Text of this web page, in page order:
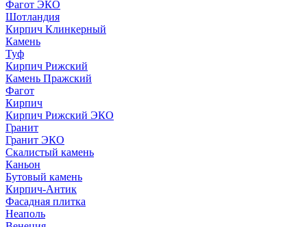
Фагот ЭКО
Шотландия
Кирпич Клинкерный
Камень
Туф
Кирпич Рижский
Камень Пражский
Фагот
Кирпич
Кирпич Рижский ЭКО
Гранит
Гранит ЭКО
Скалистый камень
Каньон
Бутовый камень
Кирпич-Антик
Фасадная плитка
Неаполь